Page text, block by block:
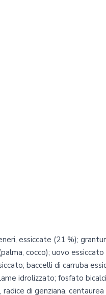
essiccate (21 %);
cocco); uovo
baccelli di carruba
idrolizzato; fosfato
di genziana, centaurea